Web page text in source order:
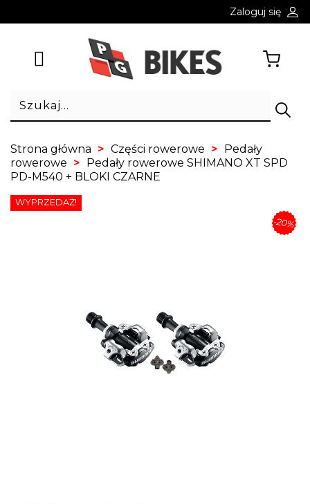
Zaloguj się
Strona główna Części rowerowe
Pedały
rowerowe
Pedały rowerowe SHIMANO XT SPD
PD-M540 + BLOKI CZARNE
WYPRZEDAŻ!
-20%